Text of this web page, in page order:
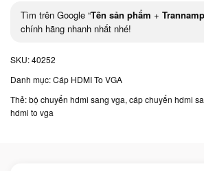
Tìm trên Google “Tên sản phẩm +
chính hãng nhanh nhất nhé!
SKU:40252
Danh mục:Cáp HDMI To VGA
Thẻ:bộ chuyển hdmi sang vga, cáp chuyển hdmi
hdmi to vga